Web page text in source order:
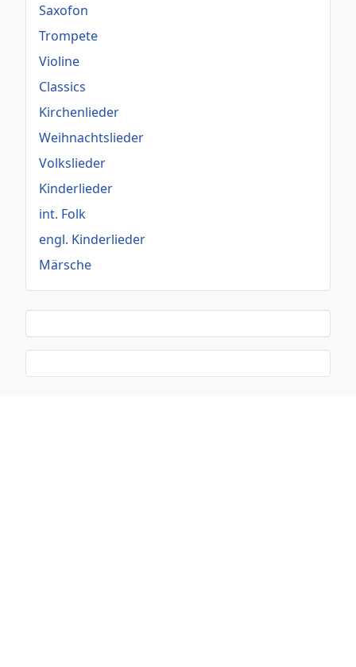
Saxofon
Trompete
Violine
Classics
Kirchenlieder
Weihnachtslieder
Volkslieder
Kinderlieder
int. Folk
engl. Kinderlieder
Märsche